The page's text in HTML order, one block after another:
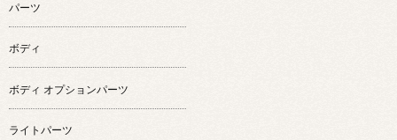
パーツ
ボディ
ボディ オプションパーツ
ライトパーツ